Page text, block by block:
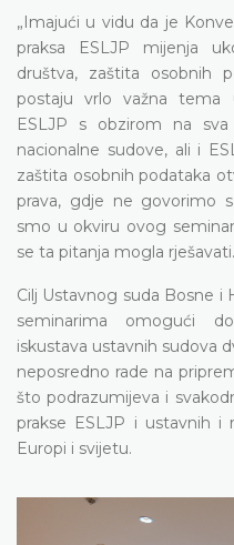
„Imajući u vidu da je
praksa ESLJP mijenja
društva, zaštita osobnih
postaju vrlo važna tema
ESLJP s obzirom na
nacionalne sudove, ali i
zaštita osobnih podataka
prava, gdje ne govorimo
smo u okviru ovog
se ta pitanja mogla
Cilj Ustavnog suda Bosne i
seminarima omogući
iskustava ustavnih sudova
neposredno rade na
što podrazumijeva i
prakse ESLJP i ustavnih
Europi i svijetu.